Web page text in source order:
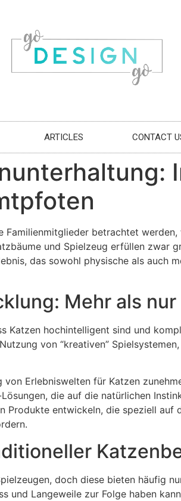
ARTICLES CONTACT
Familienmitglieder betrachtet
und Spielzeug erfüllen zwar
das sowohl physische als auch
Mehr als
Katzen hochintelligent sind und
von “kreativen”
Erlebniswelten für Katzen
die auf die natürlichen
Produkte entwickeln, die speziell auf
doch diese bieten häufig
und Langeweile zur Folge haben